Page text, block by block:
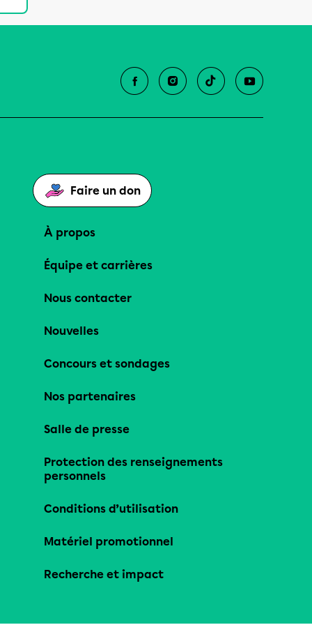
Faire un don
À propos
Équipe et carrières
Nous contacter
Nouvelles
Concours et sondages
Nos partenaires
Salle de presse
Protection des renseignements
personnels
Conditions d’utilisation
Matériel promotionnel
Recherche et impact